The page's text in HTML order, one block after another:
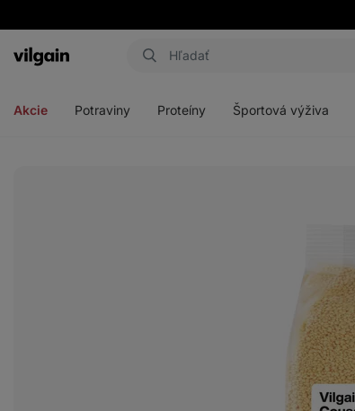
Eshop
Akcie Potraviny Proteíny Športová výživa